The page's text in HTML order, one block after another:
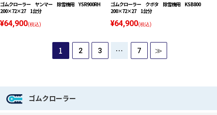
ゴムクローラー ヤンマー 除雪機用 YSR900RH
200×72×27 1台分
¥64,900(税込)
ゴムクローラー クボタ 除雪機用 KSB800
200×72×27 1台分
¥64,900(税込)
1 2 3 … 7 ≫
ゴムクローラー